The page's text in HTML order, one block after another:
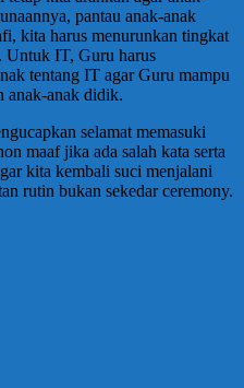
pantau anak-anak
kita harus menurunkan tingkat
Untuk IT, Guru harus
tentang IT agar Guru mampu
anak-anak didik.
selamat memasuki
maaf jika ada salah kata serta
kita kembali suci menjalani
rutin bukan sekedar ceremony.